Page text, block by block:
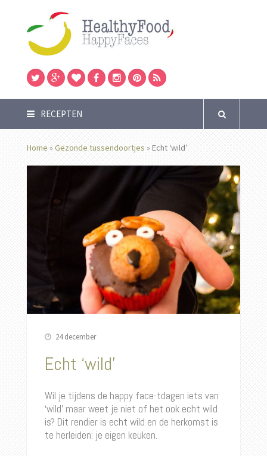
RECEPTEN
Home » Gezonde tussendoortjes » Echt ‘wild’
24 december
Echt ‘wild’
Wil je tijdens de happy face-tdagen iets van
‘wild’ maar weet je niet of het ook echt wild
is? Dit rendier is echt wild en de herkomst is
te herleiden: je eigen keuken.